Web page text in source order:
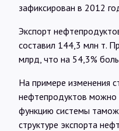
зафиксирован в 2012
Экспорт
составил 144,3 млн т.
млрд, что на 54,3%
На примере изменения
нефтепродуктов можно
функцию системы
структуре экспорта